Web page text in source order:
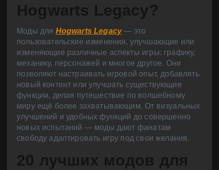
Hogwarts Legacy?
Моды для Hogwarts Legacy— это
пользовательские изменения, улучшающие или
изменяющие различные аспекты игры: графику,
механику, персонажей и многое другое. Они
позволяют настраивать игровой опыт, добавлять
новый контент или улучшать существующие
функции, делая путешествие по волшебному
миру ещё более захватывающим. От визуальных
улучшений и удобных функций до совершенно
новых испытаний — моды дают фанатам
свободу адаптировать игру под свои желания.
20 лучших модов для